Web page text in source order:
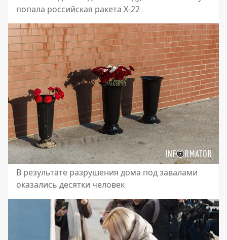
попала российская ракета Х-22
В результате разрушения дома под завалами
оказались десятки человек